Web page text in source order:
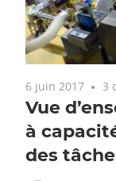
6 juin 2017 3
Vue
à
des